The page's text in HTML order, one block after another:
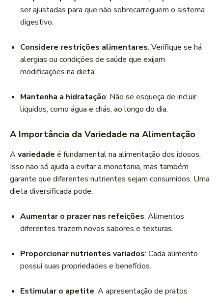
ser ajustadas para que não sobrecarreguem o sistema
digestivo.
Considere restrições alimentares: Verifique se há
alergias ou condições de saúde que exijam
modificações na dieta.
Mantenha a hidratação: Não se esqueça de incluir
líquidos, como água e chás, ao longo do dia.
A Importância da Variedade na Alimentação
Avariedade é fundamental na alimentação dos idosos.
Isso não só ajuda a evitar a monotonia, mas também
garante que diferentes nutrientes sejam consumidos. Uma
dieta diversificada pode:
Aumentar o prazer nas refeições: Alimentos
diferentes trazem novos sabores e texturas.
Proporcionar nutrientes variados: Cada alimento
possui suas propriedades e benefícios.
Estimular o apetite: A apresentação de pratos